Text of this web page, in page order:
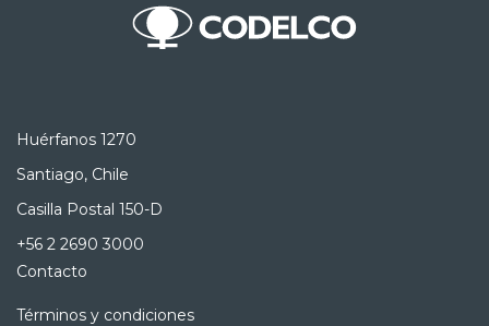
Huérfanos 1270
Santiago, Chile
Casilla Postal 150-D
+56 2 2690 3000
Contacto
Términos y condiciones